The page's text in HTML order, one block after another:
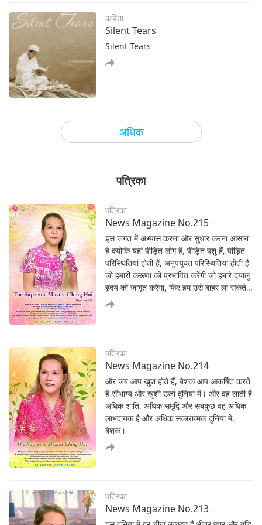
अधिक
कविता
Silent Tears
Silent Tears
आध्यात्मिकता
Secrets to Effortless Spiritual
behind my attainment of the
sincerity.I pursued spiritual practice
without any ideas, demands or
person in my mind. I was naturally
like that. Even if you asked me to die
for the Truth at that time, I would
have done it as I wasn't attached to
anything in the world. Whether I had
food or not I persisted in my spiritual
practice. I never complained, nor was
आध्यात्मिकता
I Have Come to Take You Home
I Have Come to Take You Home
Coloring Our Lives
Coloring Our Lives
आध्यात्मिकता
Aphorisms 2
Aphorisms 2
Aphorisms 1
Aphorisms
पत्रिका
पत्रिका
News Magazine No.215
इस जगत में अभ्यास करना और सुधार करना आसान
है क्योकि यहां पीड़ित लोग हैं, पीड़ित पशु हैं, पीड़ित
परिस्थितियां होती हैं, अनुपयुक्त परिस्थितियां होती हैं
जो हमारी करूणा को प्रभावित करेंगी जो हमारे दयालु
हृदय को जागृत करेगा, फिर हम उसे बाहर ला सकते
हैं, सुधार सकते हैं, परिस्थिति को सुधार सकते हैं,
पत्रिका
News Magazine No.214
और जब आप खुश होते हैं, बेशक आप आकर्षित करते
हैं सौभाग्य और खुशी उर्जा दुनिया में। और वह लाती है
अधिक शांति, अधिक समृद्वि और सबकुछ वह अधिक
लाभदायक है और अधिक सकारात्मक दुनिया में,
बेशक।
पत्रिका
News Magazine No.213